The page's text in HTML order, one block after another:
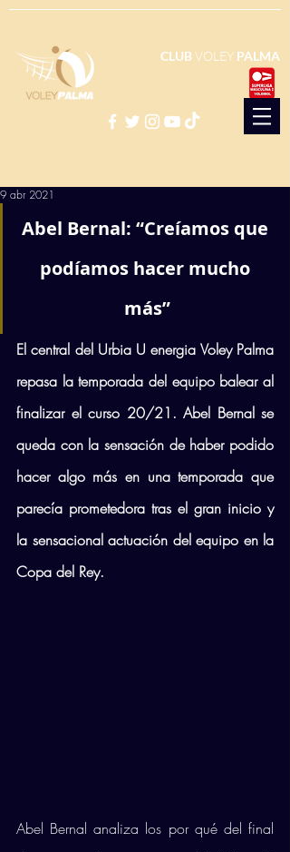
CLUBVOLEY PALMA
9 abr 2021
Abel Bernal: “Creíamos que
podíamos hacer mucho
más”
El central del Urbia U energia Voley Palma
repasa la temporada del equipo balear al
finalizar el curso 20/21. Abel Bernal se
queda con la sensación de haber podido
hacer algo más en una temporada que
parecía prometedora tras el gran inicio y
la sensacional actuación del equipo en la
Copa del Rey.
Abel Bernal analiza los por qué del final